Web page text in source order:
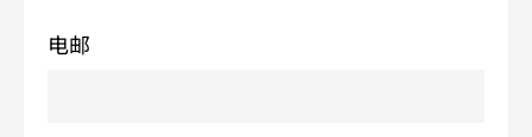
电邮